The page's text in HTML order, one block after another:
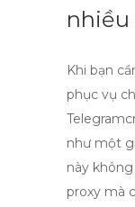
nhiều
Khi bạn
phục vụ
như một
này
proxy mà